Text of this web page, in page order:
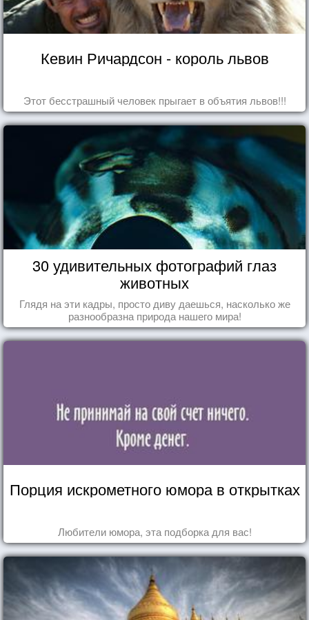
Кевин Ричардсон - король львов
Этот бесстрашный человек прыгает в объятия львов!!!
30 удивительных фотографий глаз
животных
Глядя на эти кадры, просто диву даешься, насколько же
разнообразна природа нашего мира!
Порция искрометного юмора в открытках
Любители юмора, эта подборка для вас!